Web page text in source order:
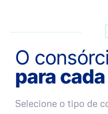
O
para
Selecione o tipo de